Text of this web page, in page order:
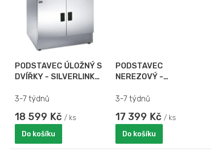
PODSTAVEC ÚLOŽNÝ S
DVÍŘKY - SILVERLINK
3-7 týdnů
18 599 Kč / ks
Do košíku
PODSTAVEC
NEREZOVÝ -
3-7 týdnů
17 399 Kč / ks
Do košíku